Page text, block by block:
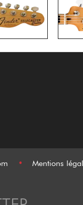
• Mentions